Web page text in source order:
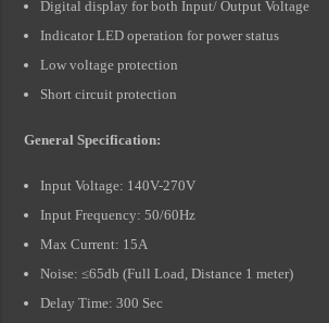
Digital display for both Input/ Output Voltage
Indicator LED operation for power status
Low voltage protection
Short circuit protection
General Specification:
Input Voltage: 140V-270V
Input Frequency: 50/60Hz
Max Current: 15A
Noise: ≤65db (Full Load, Distance 1 meter)
Delay Time: 300 Sec